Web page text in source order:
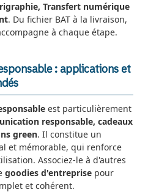
Transfert numérique
. Du fichier BAT à la livraison,
à chaque étape.
: applications et
est particulièrement
responsable, cadeaux
green. Il constitue un
et mémorable, qui renforce
Associez-le à d'autres
goodies d'entreprise pour
et cohérent.